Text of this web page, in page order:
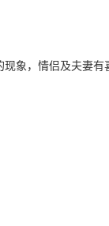
象，情侣及夫妻有